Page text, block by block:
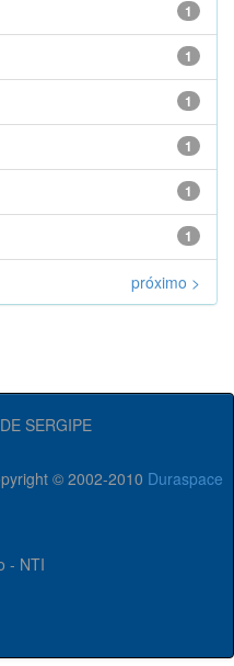
1
1
1
1
1
1
próximo >
SERGIPE
© 2002-2010 Duraspace
- NTI